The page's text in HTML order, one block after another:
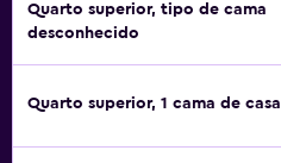
Quarto superior, tipo de cama
desconhecido
Quarto superior, 1 cama de casal